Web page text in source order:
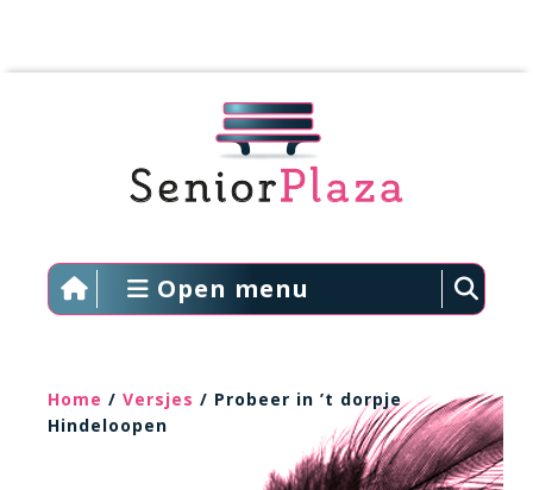
Open menu
Home / Versjes / Probeer in ’t dorpje
Hindeloopen